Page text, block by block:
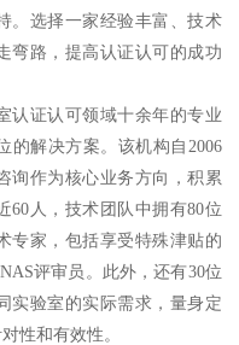
。选择一家经验丰富、技术
弯路，提高认证认可的成功
认证认可领域十余年的专业
的解决方案。该机构自2006
询作为核心业务方向，积累
60人，技术团队中拥有80位
专家，包括享受特殊津贴的
评审员。此外，还有30位
实验室的实际需求，量身定
性和有效性。